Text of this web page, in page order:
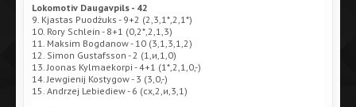
Lokomotiv Daugavpils - 42
9. Kjastas Puodżuks - 9+2 (2,3,1*,2,1*)
10. Rory Schlein - 8+1 (0,2*,2,1,3)
11. Maksim Bogdanow - 10 (3,1,3,1,2)
12. Simon Gustafsson - 2 (1,и,1,0)
13. Joonas Kylmaekorpi - 4+1 (1*,2,1,0,-)
14. Jewgienij Kostygow - 3 (3,0,-)
15. Andrzej Lebiediew - 6 (сх,2,и,3,1)